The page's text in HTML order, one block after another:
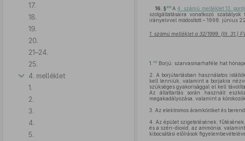
17.
18.
19.
20.
21–24.
25.
4. melléklet
1.
2.
3.
4.
5.
16. §46 A4. számú melléklet 13.
szolgáltatásaira vonatkozó
irányelvvel módosított – 1998. június
1. számú melléklet a 32/1999. (III. 31.)
1. 48Borjú: szarvasmarhaféle hat
2.
A borjútartásban használatos
kell lenniük, valamint a borjakra
szükséges gyakorisággal el kell
Az állattartás során használt
megakadályozása, valamint a
3. Az elektromos áramköröket és
4. Az épület szigetelésének,
és a szén-dioxid, az ammónia,
kibocsátási előírások